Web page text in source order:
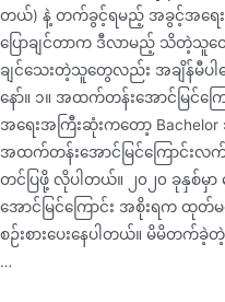
တယ်) နဲ့ တက်ခွင့်ရမည့် အခွင့်အရေးအ
ပြောချင်တာက ဒီလာမည့် သိတဲ့သူတွ
ချင်သေးတဲ့သူတွေလည်း အချိန်မီပ
နော်။ ၁။ အထက်တန်းအောင်မြင်က
အရေးအကြီးဆုံးကတော့
အထက်တန်းအောင်မြင်ကြောင်း
တင်ပြဖို့ လိုပါတယ်။ ၂၀၂၀ ခုနှ
အောင်မြင်ကြောင်း အစိုးရက ထု
စဉ်းစားပေးနေပါတယ်။ မိမိတက်ခဲ့
…